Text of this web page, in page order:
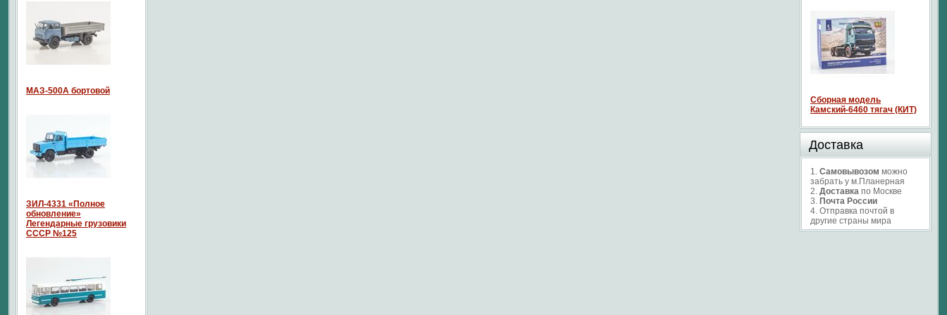
МАЗ-500А бортовой
ЗИЛ-4331 «Полное
обновление»
Легендарные грузовики
СССР №125
Сборная модель
Камский-6460 тягач (КИТ)
Доставка
1. Самовывозом можно
забрать у м.Планерная
2. Доставка по Москве
3. Почта России
4. Отправка почтой в
другие страны мира